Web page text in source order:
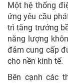
Một hệ thống
ứng yêu cầu
trì tăng trưởng
năng lượng
đảm cung cấp
cho nền kinh tế.
Bên cạnh các